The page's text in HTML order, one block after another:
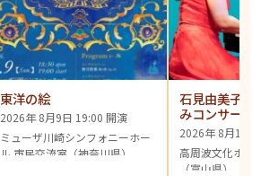
東洋の絵
2026年 8月9日 19:00 開演
ミューザ川崎シンフォニーホー
ル 市民交流室（神奈川県）
石見由美子
みコンサート
2026年 8月11
高周波文化ホー
（富山県）